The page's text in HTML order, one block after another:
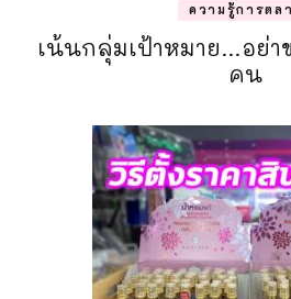
ความรู้การตล
เน้นกลุ่มเป้าหมาย…อย่า
คน